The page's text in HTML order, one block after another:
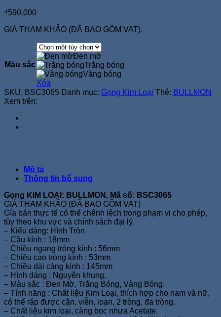
₫590.000
GIÁ THAM KHẢO (ĐÃ BAO GỒM VAT).
Màu sắc
Đen mờ
Trắng bóng
Vàng bóng
Xóa
SKU: BSC3065 Danh mục: Gọng Kim Loại Thẻ: BULLMON
Xem trên:
Mô tả
Thông tin bổ sung
Gọng KIM LOẠI: BULLMON, Mã số: BSC3065
GIÁ THAM KHẢO (ĐÃ BAO GỒM VAT)
Gía bán thực tế có thể chênh lệch trong phạm vi cho phép,
tùy theo khu vực và chính sách đại lý.
– Kiểu dáng: Hình Tròn
– Cầu kính : 18mm
– Chiều ngang tròng kính : 56mm
– Chiều cao tròng kính : 53mm
– Chiều dài càng kính : 145mm
– Hình dáng : Nguyên khung.
– Màu sắc : Đen Mờ, Trắng Bóng, Vàng Bóng.
– Tính năng : Chất liệu Kim Loại, thích hợp cho nam và nữ,
có thể ráp được cận, viễn, loạn, 2 tròng, đa tròng.
– Chất liệu kim loại, càng bọc nhựa Acetate.